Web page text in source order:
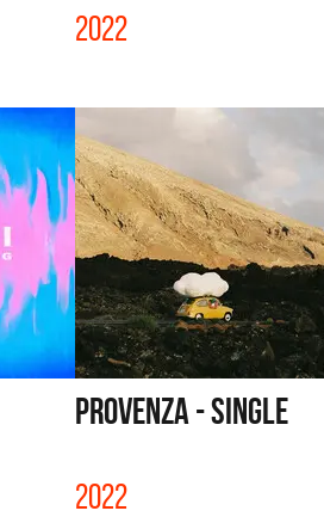
2022
PROVENZA - SINGLE
2022